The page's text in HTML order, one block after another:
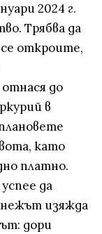
2024 г.
Трябва да
откроите,
до
в
като
платно.
да
изяжда
дори